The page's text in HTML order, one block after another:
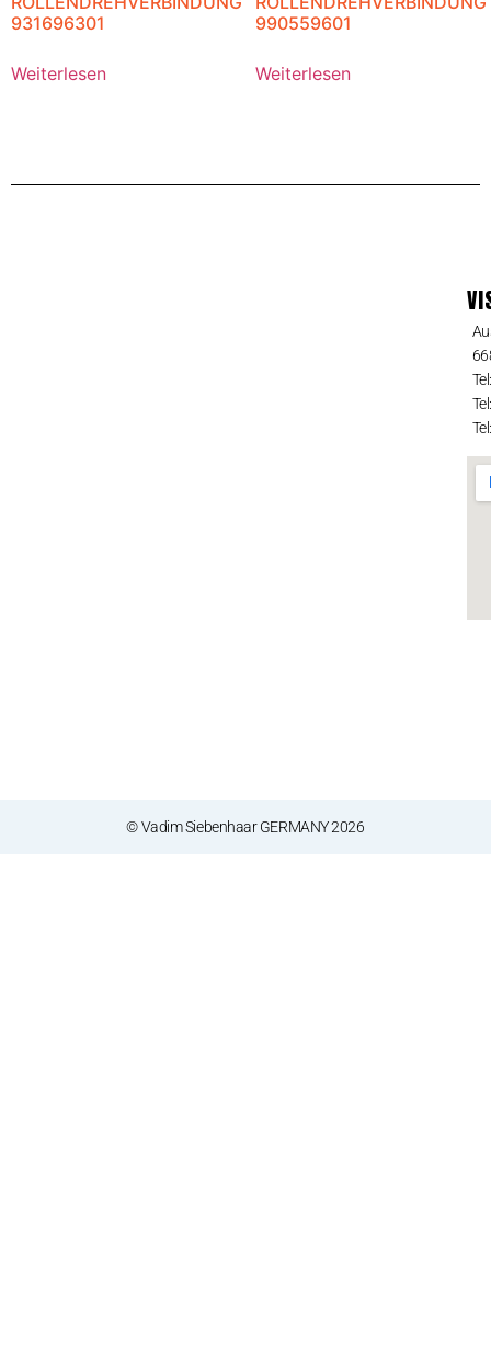
931696301
Weiterlesen
990559601
Weiterlesen
© Vadim Siebenhaar GERMANY 2026